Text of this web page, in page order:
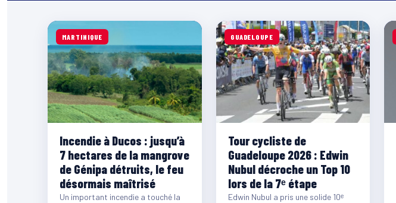
MARTINIQUE
Incendie à Ducos : jusqu’à
7 hectares de la mangrove
de Génipa détruits, le feu
désormais maîtrisé
Un important incendie a touché la
GUADELOUPE
Tour cycliste de
Guadeloupe 2026 : Edwin
Nubul décroche un Top 10
lors de la 7ᵉ étape
Edwin Nubul a pris une solide 10ᵉ